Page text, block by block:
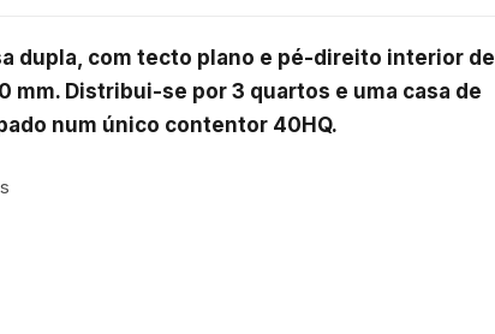
dupla, com tecto plano e pé-direito interior de
Distribui-se por 3 quartos e uma casa de
num único contentor 40HQ.